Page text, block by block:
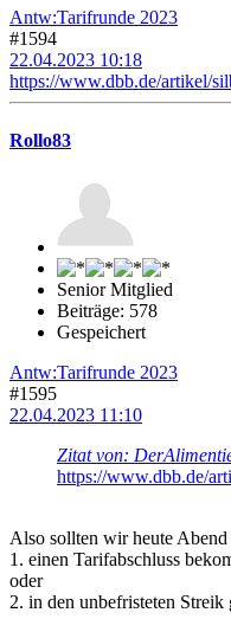
Antw:Tarifrunde 2023
#1594
22.04.2023 10:18
https://www.dbb.de/artikel/
Rollo83
Senior Mitglied
Beiträge: 578
Gespeichert
Antw:Tarifrunde 2023
#1595
22.04.2023 11:10
Zitat von:
https://www.dbb.de/
Also sollten wir heute
1. einen Tarifabschluss
oder
2. in den unbefristeten